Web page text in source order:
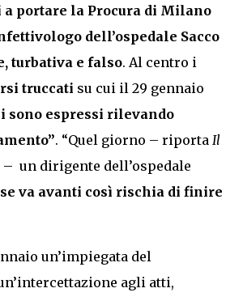
portare la Procura di Milano
dell’ospedale Sacco
turbativa e falso. Al centro i
truccati su cui il 29 gennaio
sono espressi rilevando
. “Quel giorno – riporta Il
– un dirigente dell’ospedale
se va avanti così rischia di finire
un’impiegata del
agli atti,